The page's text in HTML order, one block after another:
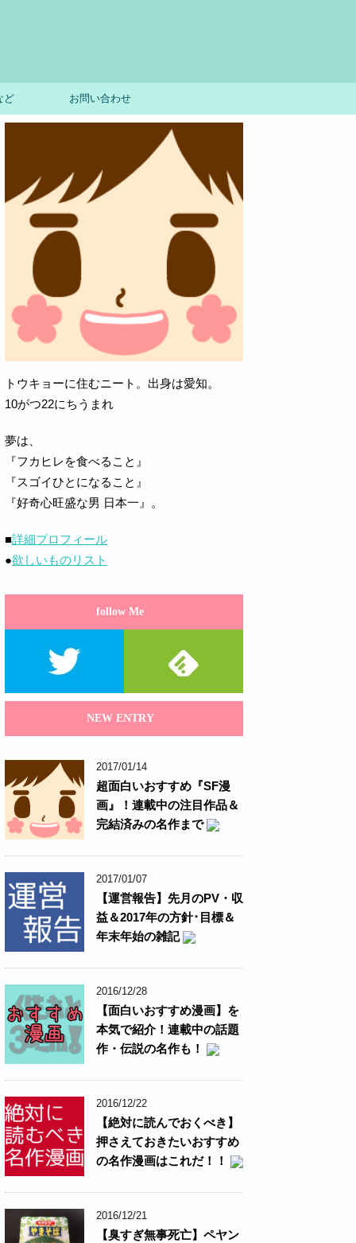
ど お問い合わせ
トウキョーに住むニート。出身は愛知。
10がつ22にちうまれ
夢は、
『フカヒレを食べること』
『スゴイひとになること』
『好奇心旺盛な男 日本一』。
■詳細プロフィール
●欲しいものリスト
follow Me
NEW ENTRY
2017/01/14
超面白いおすすめ『SF漫
画』！連載中の注目作品＆
完結済みの名作まで
2017/01/07
【運営報告】先月のPV・収
益＆2017年の方針･目標＆
年末年始の雑記
2016/12/28
【面白いおすすめ漫画】を
本気で紹介！連載中の話題
作・伝説の名作も！
2016/12/22
【絶対に読んでおくべき】
押さえておきたいおすすめ
の名作漫画はこれだ！！
2016/12/21
【臭すぎ無事死亡】ペヤン